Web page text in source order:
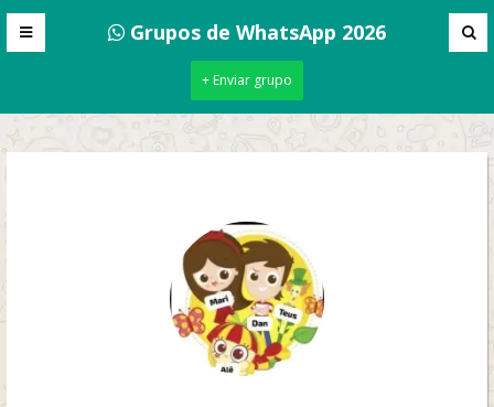
Grupos de WhatsApp 2026
+ Enviar grupo